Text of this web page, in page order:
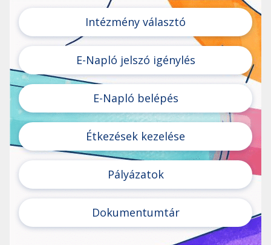
Intézmény választó
E-Napló jelszó igénylés
E-Napló belépés
Étkezések kezelése
Pályázatok
Dokumentumtár